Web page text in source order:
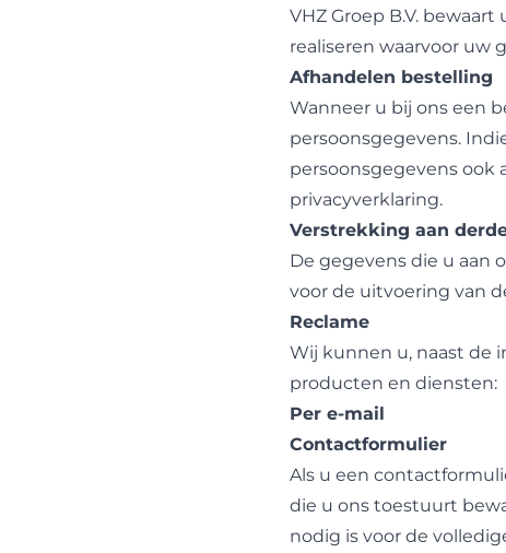
VHZ Groep B.V.
realiseren waarvoor uw
Afhandelen bestelling
Wanneer u bij ons een
persoonsgegevens.
persoonsgegevens ook
privacyverklaring.
Verstrekking aan
De gegevens die u aan
voor de uitvoering van
Reclame
Wij kunnen u, naast de
producten en diensten:
Per e-mail
Contactformulier
Als u een
die u ons toestuurt
nodig is voor de